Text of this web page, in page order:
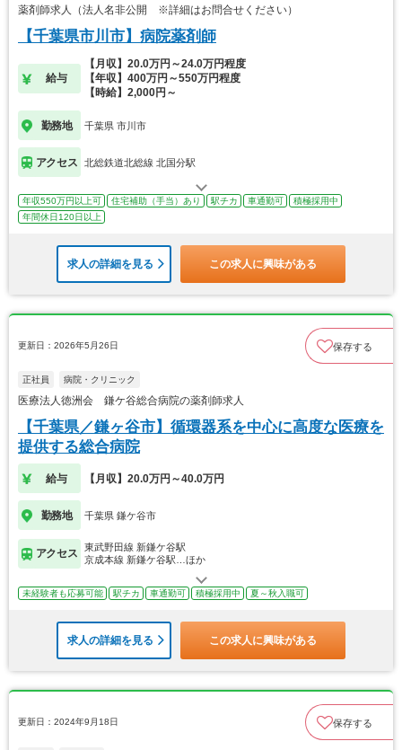
薬剤師求人（法人名非公開 ※詳細はお問合せください）
【千葉県市川市】病院薬剤師
給与
【月収】20.0万円～24.0万円程度
【年収】400万円～550万円程度
【時給】2,000円～
勤務地 千葉県 市川市
アクセス 北総鉄道北総線 北国分駅
年収550万円以上可 住宅補助（手当）あり 駅チカ 車通勤可
積極採用中
年間休日120日以上
求人の詳細を見る この求人に興味がある
更新日：2026年5月26日 保存する
正社員 病院・クリニック
医療法人徳洲会 鎌ケ谷総合病院の薬剤師求人
【千葉県／鎌ヶ谷市】循環器系を中心に高度な医療を
提供する総合病院
給与 【月収】20.0万円～40.0万円
勤務地 千葉県 鎌ケ谷市
アクセス
東武野田線 新鎌ケ谷駅
京成本線 新鎌ケ谷駅…ほか
未経験者も応募可能 駅チカ 車通勤可 積極採用中 夏～秋入職可
求人の詳細を見る この求人に興味がある
更新日：2024年9月18日 保存する